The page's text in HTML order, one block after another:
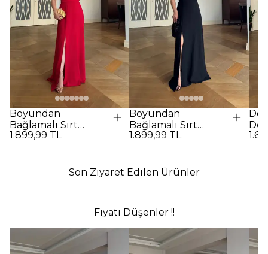
Boyundan
Bağlamalı Sırt
Dekolteli Uzun
1.899,99 TL
Boyundan
Bağlamalı Sırt
Dekolteli Uzun
1.899,99 TL
Son Ziyaret Edilen Ürünler
Fiyatı Düşenler !!